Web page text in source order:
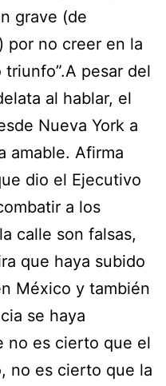
grave (de
por no creer en la
pesar del
al hablar, el
Nueva York a
amable. Afirma
dio el Ejecutivo
a los
calle son falsas,
que haya subido
México y también
se haya
no es cierto que el
no es cierto que la